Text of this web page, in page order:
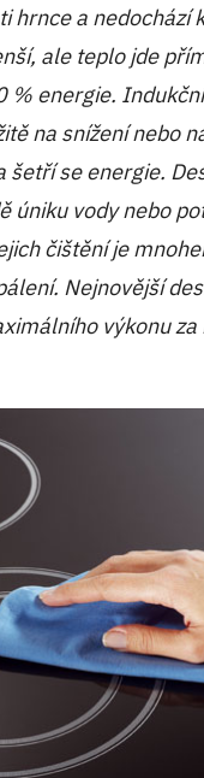
hrnce a nedochází
ale teplo jde
% energie.
na snížení nebo
šetří se energie.
úniku vody nebo
čištění je
Nejnovější
výkonu za